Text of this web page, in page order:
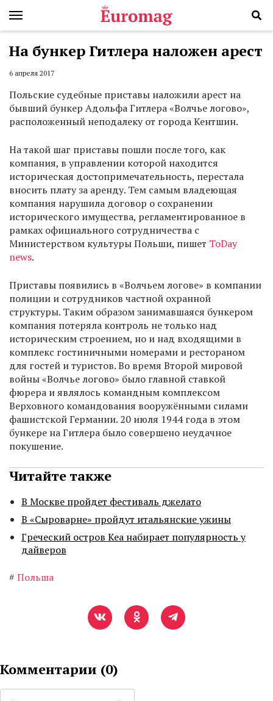
На бункер Гитлера наложен арест
6 апреля 2017
Польские судебные приставы наложили арест на
бывший бункер Адольфа Гитлера «Волчье логово»,
расположенный неподалеку от города Кентшин.
На такой шаг приставы пошли после того, как
компания, в управлении которой находится
историческая достопримечательность, перестала
вносить плату за аренду. Тем самым владеющая
компания нарушила договор о сохранении
исторического имущества, регламентированное в
рамках официального сотрудничества с
Министерством культуры Польши, пишет ToDay
news.
Приставы появились в «Волчьем логове» в компании
полиции и сотрудников частной охранной
структуры. Таким образом занимавшаяся бункером
компания потеряла контроль не только над
историческим строением, но и над входящими в
комплекс гостиничными номерами и рестораном
для гостей и туристов. Во время Второй мировой
войны «Волчье логово» было главной ставкой
фюрера и являлось командным комплексом
Верховного командования вооружёнными силами
фашистской Германии. 20 июля 1944 года в этом
бункере на Гитлера было совершено неудачное
покушение.
Читайте также
В Москве пройдет фестиваль джелато
В «Сыроварне» пройдут итальянские ужины
Греческий остров Кеа набирает популярность у
дайверов
# Польша
Комментарии (0)